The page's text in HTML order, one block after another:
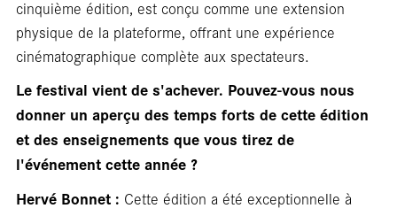
cinquième édition, est conçu comme une extension
physique de la plateforme, offrant une expérience
cinématographique complète aux spectateurs.
Le festival vient de s'achever. Pouvez-vous nous
donner un aperçu des temps forts de cette édition
et des enseignements que vous tirez de
l'événement cette année ?
Hervé Bonnet : Cette édition a été exceptionnelle à